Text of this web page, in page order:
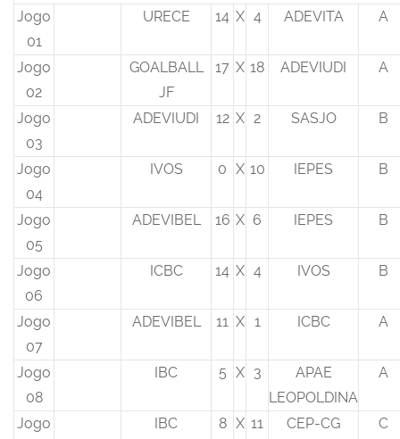
Jogo
01
URECE 14 X 4 ADEVITA A
Jogo
02
GOALBALL
JF
17 X 18 ADEVIUDI A
Jogo
03
ADEVIUDI 12 X 2 SASJO B
Jogo
04
IVOS 0 X 10 IEPES B
Jogo
05
ADEVIBEL 16 X 6 IEPES B
Jogo
06
ICBC 14 X 4 IVOS B
Jogo
07
ADEVIBEL 11 X 1 ICBC A
Jogo
08
IBC 5 X 3
APAE
LEOPOLDINA
A
Jogo
IBC 8 X 11 CEP-CG C